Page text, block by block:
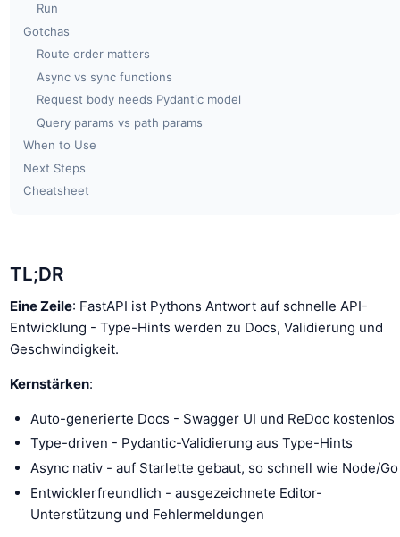
Run
Gotchas
Route order matters
Async vs sync functions
Request body needs Pydantic model
Query params vs path params
When to Use
Next Steps
Cheatsheet
TL;DR
Eine Zeile: FastAPI ist Pythons Antwort auf schnelle API-
Entwicklung - Type-Hints werden zu Docs, Validierung und
Geschwindigkeit.
Kernstärken:
Auto-generierte Docs - Swagger UI und ReDoc kostenlos
Type-driven - Pydantic-Validierung aus Type-Hints
Async nativ - auf Starlette gebaut, so schnell wie Node/Go
Entwicklerfreundlich - ausgezeichnete Editor-
Unterstützung und Fehlermeldungen